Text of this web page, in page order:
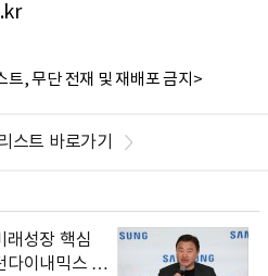
, 무단 전재 및 재배포 금지>
스트 바로가기
래성장 핵심
다이내믹스 출